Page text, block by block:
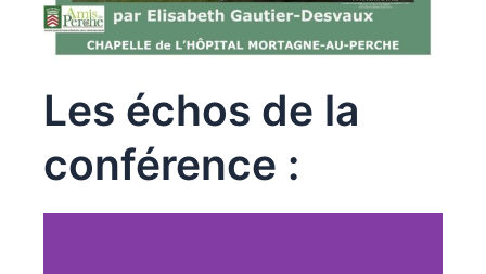
Les échos de la
conférence :